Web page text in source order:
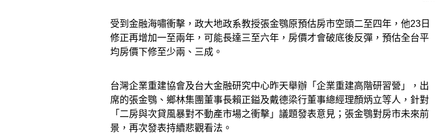
受到金融海嘯衝擊，政大地政系教授張金鶚原預估房市空頭二至四年，他23日
修正再增加一至兩年，可能長達三至六年，房價才會破底後反彈，預估全台平
均房價下修至少兩、三成。
台灣企業重建協會及台大金融研究中心昨天舉辦「企業重建高階研習營」，出
席的張金鶚、鄉林集團董事長賴正鎰及戴德梁行董事總經理顏炳立等人，針對
「二房與次貸風暴對不動產市場之衝擊」議題發表意見；張金鶚對房市未來前
景，再次發表持續悲觀看法。